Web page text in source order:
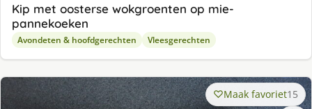
Kip met oosterse wokgroenten op mie-
pannekoeken
Avondeten & hoofdgerechten Vleesgerechten
Maak favoriet15